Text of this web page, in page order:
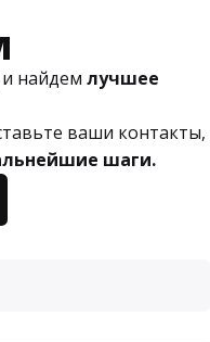
найдем лучшее
ваши контакты,
шаги.